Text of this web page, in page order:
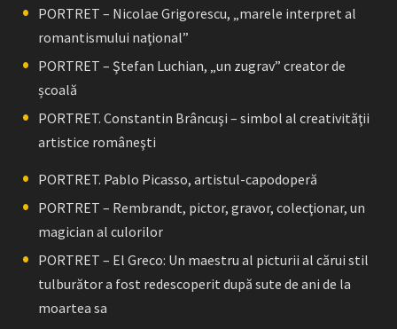
PORTRET – Nicolae Grigorescu, „marele interpret al
romantismului naţional”
PORTRET – Ştefan Luchian, „un zugrav” creator de
școală
PORTRET. Constantin Brâncuşi – simbol al creativităţii
artistice româneşti
PORTRET. Pablo Picasso, artistul-capodoperă
PORTRET – Rembrandt, pictor, gravor, colecţionar, un
magician al culorilor
PORTRET – El Greco: Un maestru al picturii al cărui stil
tulburător a fost redescoperit după sute de ani de la
moartea sa